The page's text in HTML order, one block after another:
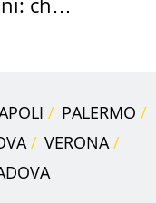
PALERMO
VERONA